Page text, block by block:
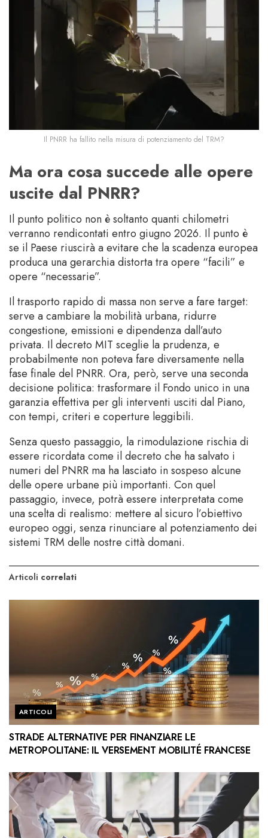
Il PNRR ha fallito nella misura di potenziamento del TRM?
Ma ora cosa succede alle opere
uscite dal PNRR?
Il punto politico non è soltanto quanti chilometri
verranno rendicontati entro giugno 2026. Il punto è
se il Paese riuscirà a evitare che la scadenza europea
produca una gerarchia distorta tra opere “facili” e
opere “necessarie”.
Il trasporto rapido di massa non serve a fare target:
serve a cambiare la mobilità urbana, ridurre
congestione, emissioni e dipendenza dall’auto
privata. Il decreto MIT sceglie la prudenza, e
probabilmente non poteva fare diversamente nella
fase finale del PNRR. Ora, però, serve una seconda
decisione politica: trasformare il Fondo unico in una
garanzia effettiva per gli interventi usciti dal Piano,
con tempi, criteri e coperture leggibili.
Senza questo passaggio, la rimodulazione rischia di
essere ricordata come il decreto che ha salvato i
numeri del PNRR ma ha lasciato in sospeso alcune
delle opere urbane più importanti. Con quel
passaggio, invece, potrà essere interpretata come
una scelta di realismo: mettere al sicuro l’obiettivo
europeo oggi, senza rinunciare al potenziamento dei
sistemi TRM delle nostre città domani.
Articoli correlati
ARTICOLI
STRADE ALTERNATIVE PER FINANZIARE LE
METROPOLITANE: IL VERSEMENT MOBILITÉ FRANCESE